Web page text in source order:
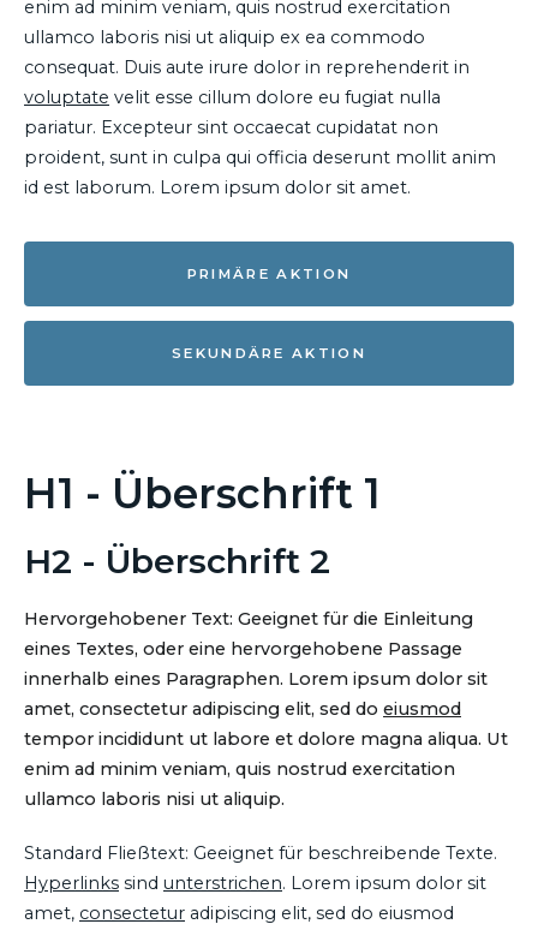
enim ad minim veniam, quis nostrud exercitation
ullamco laboris nisi ut aliquip ex ea commodo
consequat. Duis aute irure dolor in reprehenderit in
voluptate velit esse cillum dolore eu fugiat nulla
pariatur. Excepteur sint occaecat cupidatat non
proident, sunt in culpa qui officia deserunt mollit anim
id est laborum. Lorem ipsum dolor sit amet.
PRIMÄRE AKTION
SEKUNDÄRE AKTION
H1 - Überschrift 1
H2 - Überschrift 2
Hervorgehobener Text: Geeignet für die Einleitung
eines Textes, oder eine hervorgehobene Passage
innerhalb eines Paragraphen. Lorem ipsum dolor sit
amet, consectetur adipiscing elit, sed do eiusmod
tempor incididunt ut labore et dolore magna aliqua. Ut
enim ad minim veniam, quis nostrud exercitation
ullamco laboris nisi ut aliquip.
Standard Fließtext: Geeignet für beschreibende Texte.
Hyperlinks sind unterstrichen. Lorem ipsum dolor sit
amet, consectetur adipiscing elit, sed do eiusmod